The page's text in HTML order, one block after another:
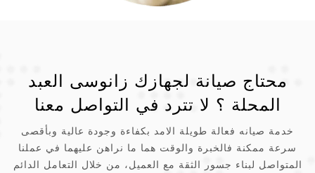
محتاج صيانة لجهازك زانوسى العبد
المحلة ؟ لا تترد في التواصل معنا
خدمة صيانه فعالة طويلة الامد بكفاءة وجودة عالية وبأقصى
سرعة ممكنة فالخبرة والوقت هما ما نراهن عليهما في عملنا
المتواصل لبناء جسور الثقة مع العميل، من خلال التعامل الدائم